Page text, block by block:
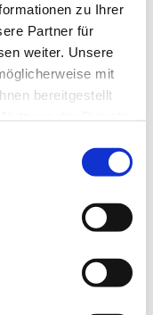
zu Ihrer
Partner für
weiter. Unsere
mit
bereitgestellt